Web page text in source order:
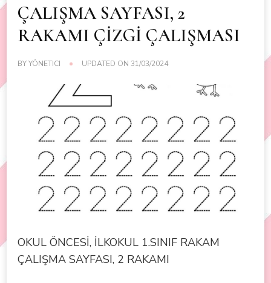
ÇALIŞMA SAYFASI, 2
RAKAMI ÇİZGİ ÇALIŞMASI
BYYÖNETICI UPDATED ON 31/03/2024
OKUL ÖNCESİ, İLKOKUL 1.SINIF RAKAM
ÇALIŞMA SAYFASI, 2 RAKAMI